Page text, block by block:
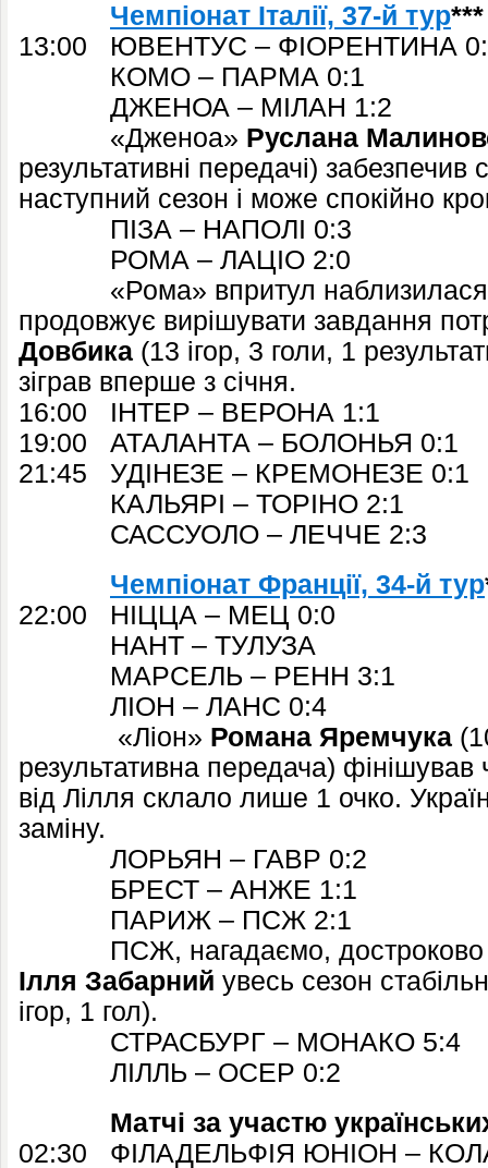
Чемпіонат Італії, 37-й тур***
13:00 ЮВЕНТУС – ФІОРЕНТИНА
КОМО – ПАРМА 0:1
ДЖЕНОА – МІЛАН 1:2
«Дженоа» Руслана
результативні передачі) забезпечив
наступний сезон і може спокійно
ПІЗА – НАПОЛІ 0:3
РОМА – ЛАЦІО 2:0
«Рома» впритул наблизилася до
продовжує вирішувати завдання
Довбика (13 ігор, 3 голи, 1
зіграв вперше з січня.
16:00 ІНТЕР – ВЕРОНА 1:1
19:00 АТАЛАНТА – БОЛОНЬЯ 0:1
21:45 УДІНЕЗЕ – КРЕМОНЕЗЕ 0:1
КАЛЬЯРІ – ТОРІНО 2:1
САССУОЛО – ЛЕЧЧЕ 2:3
Чемпіонат Франції, 34-й тур
22:00 НІЦЦА – МЕЦ 0:0
НАНТ – ТУЛУЗА
МАРСЕЛЬ – РЕНН 3:1
ЛІОН – ЛАНС 0:4
«Ліон» Романа Яремчука
результативна передача) фінішував
від Лілля склало лише 1 очко.
заміну.
ЛОРЬЯН – ГАВР 0:2
БРЕСТ – АНЖЕ 1:1
ПАРИЖ – ПСЖ 2:1
ПСЖ, нагадаємо, достроково
Ілля Забарний увесь сезон
ігор, 1 гол).
СТРАСБУРГ – МОНАКО 5:4
ЛІЛЛЬ – ОСЕР 0:2
Матчі за участю українських
02:30 ФІЛАДЕЛЬФІЯ ЮНІОН –